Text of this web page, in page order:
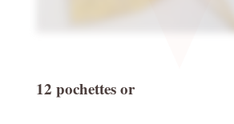
12 pochettes or